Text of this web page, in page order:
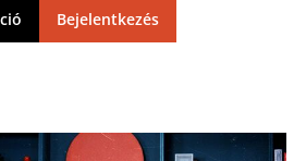
Bejelentkezés